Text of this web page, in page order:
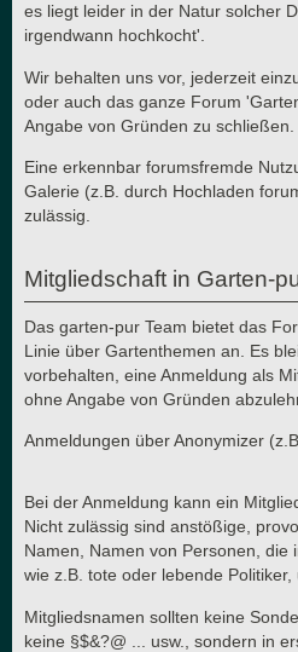
es liegt leider in der Natur solcher
irgendwann hochkocht'.
Wir behalten uns vor, jederzeit
oder auch das ganze Forum
Angabe von Gründen zu schließen.
Eine erkennbar forumsfremde
Galerie (z.B. durch Hochladen
zulässig.
Mitgliedschaft in Garten-
Das garten-pur Team bietet das
Linie über Gartenthemen an. Es
vorbehalten, eine Anmeldung als
ohne Angabe von Gründen
Anmeldungen über Anonymizer
Bei der Anmeldung kann ein
Nicht zulässig sind anstößige,
Namen, Namen von Personen, die
wie z.B. tote oder lebende
Mitgliedsnamen sollten keine
keine §$&?@ ... usw., sondern in